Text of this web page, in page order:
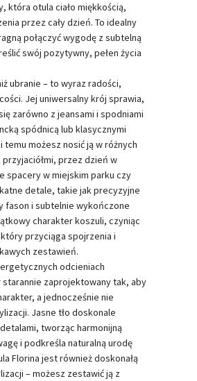
która otula ciało miękkością,
przez cały dzień. To idealny
połączyć wygodę z subtelną
swój pozytywny, pełen życia
ubranie – to wyraz radości,
Jej uniwersalny krój sprawia,
zarówno z jeansami i spodniami
spódnicą lub klasycznymi
temu możesz nosić ją w różnych
przez dzień w
spacery w miejskim parku czy
detale, takie jak precyzyjne
fason i subtelnie wykończone
charakter koszuli, czyniąc
przyciąga spojrzenia i
zestawień.
odcieniach
zaprojektowany tak, aby
a jednocześnie nie
Jasne tło doskonale
tworząc harmonijną
i podkreśla naturalną urodę
Florina jest również doskonałą
– możesz zestawić ją z